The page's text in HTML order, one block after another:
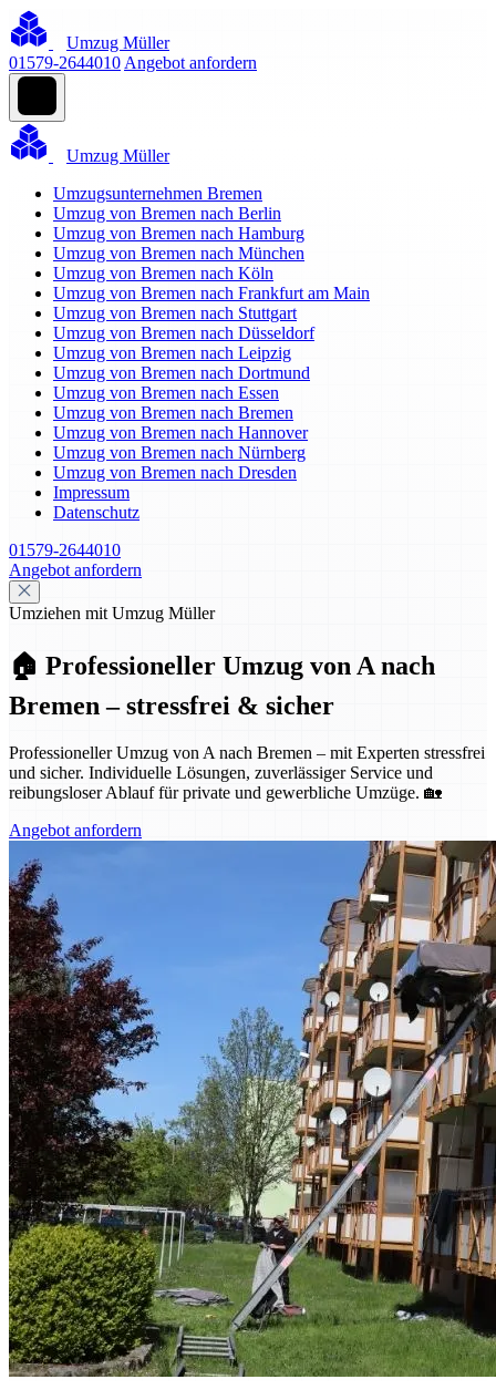
Umzug Müller
01579-2644010 Angebot anfordern
Umzug Müller
Umzugsunternehmen Bremen
Umzug von Bremen nach Berlin
Umzug von Bremen nach Hamburg
Umzug von Bremen nach München
Umzug von Bremen nach Köln
Umzug von Bremen nach Frankfurt am Main
Umzug von Bremen nach Stuttgart
Umzug von Bremen nach Düsseldorf
Umzug von Bremen nach Leipzig
Umzug von Bremen nach Dortmund
Umzug von Bremen nach Essen
Umzug von Bremen nach Bremen
Umzug von Bremen nach Hannover
Umzug von Bremen nach Nürnberg
Umzug von Bremen nach Dresden
Impressum
Datenschutz
01579-2644010
Angebot anfordern
Umziehen mit Umzug Müller
🏠 Professioneller Umzug von A nach
Bremen – stressfrei & sicher
Professioneller Umzug von A nach Bremen – mit Experten stressfrei
und sicher. Individuelle Lösungen, zuverlässiger Service und
reibungsloser Ablauf für private und gewerbliche Umzüge. 🏡
Angebot anfordern